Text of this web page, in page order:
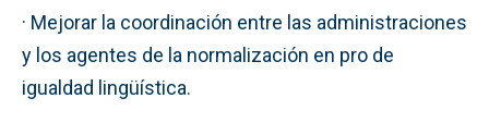
· Mejorar la coordinación entre las administraciones
y los agentes de la normalización en pro de
igualdad lingüística.